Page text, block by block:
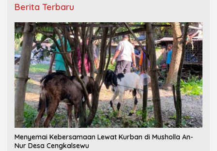
Berita Terbaru
Menyemai Kebersamaan Lewat Kurban di Musholla An-
Nur Desa Cengkalsewu